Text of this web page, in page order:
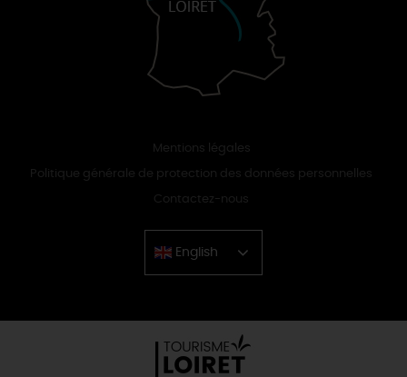
Mentions légales
Politique générale de protection des données personnelles
Contactez-nous
English
Chinese